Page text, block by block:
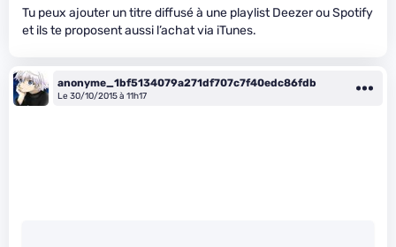
Tu peux ajouter un titre diffusé à une playlist Deezer ou Spotify
et ils te proposent aussi l’achat via iTunes.
anonyme_1bf5134079a271df707c7f40edc86fdb
Le 30/10/2015 à 11h17